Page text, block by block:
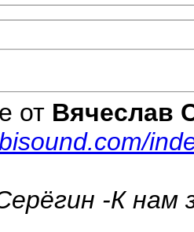
от Вячеслав
-К нам